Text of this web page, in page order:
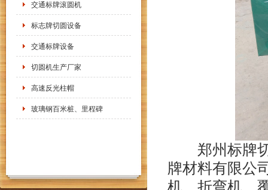
交通标牌滚圆机
标志牌切圆设备
交通标牌设备
切圆机生产厂家
高速反光柱帽
玻璃钢百米桩、里程碑
郑州标牌切
牌材料有限公
机、折弯机、